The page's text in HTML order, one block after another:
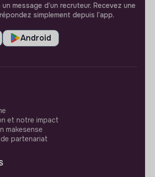
message d’un recruteur. Recevez une
simplement depuis l’app.
Android
et notre impact
makesense
partenariat